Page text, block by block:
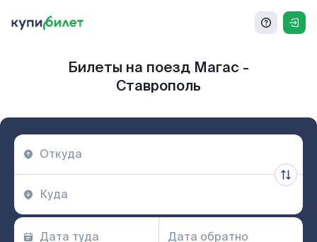
Билеты на поезд Магас -
Ставрополь